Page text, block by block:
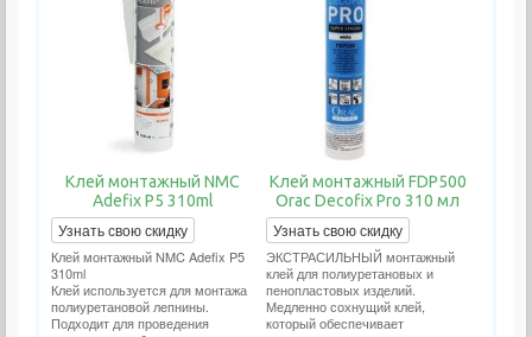
Клей монтажный NMC
Adefix P5 310ml
Узнать свою скидку
Клей монтажный NMC Adefix P5
310ml
Клей используется для монтажа
полиуретановой лепнины.
Подходит для проведения
Клей монтажный FDP500
Orac Decofix Pro 310 мл
Узнать свою скидку
ЭКСТРАСИЛЬНЫЙ монтажный
клей для полиуретановых и
пенопластовых изделий.
Медленно сохнущий клей,
который обеспечивает